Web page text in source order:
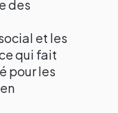
des
et les
qui fait
pour les